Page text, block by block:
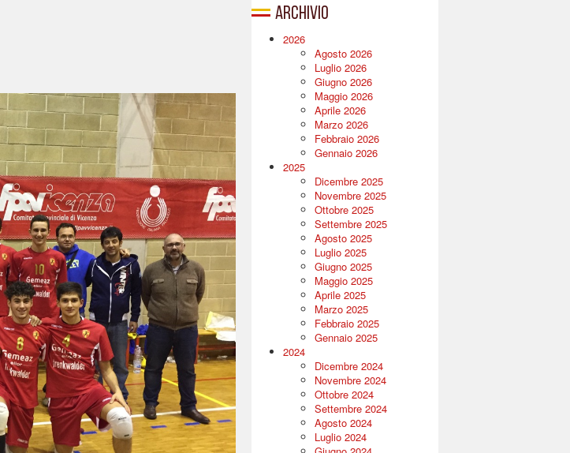
Archivio
2026
Agosto 2026
Luglio 2026
Giugno 2026
Maggio 2026
Aprile 2026
Marzo 2026
Febbraio 2026
Gennaio 2026
2025
Dicembre 2025
Novembre 2025
Ottobre 2025
Settembre 2025
Agosto 2025
Luglio 2025
Giugno 2025
Maggio 2025
Aprile 2025
Marzo 2025
Febbraio 2025
Gennaio 2025
2024
Dicembre 2024
Novembre 2024
Ottobre 2024
Settembre 2024
Agosto 2024
Luglio 2024